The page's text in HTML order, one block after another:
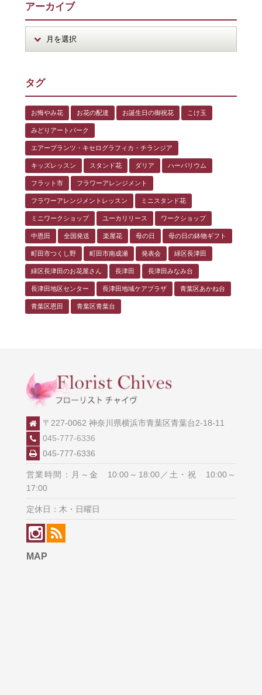
アーカイブ
タグ
お悔やみ花 お花の配達 お誕生日の御祝花 こけ玉
みどりアートパーク
エアープランツ・キセログラフィカ・チランジア
キッズレッスン スタンド花 ダリア ハーバリウム
フラット市 フラワーアレンジメント
フラワーアレンジメントレッスン ミニスタンド花
ミニワークショップ ユーカリリース ワークショップ
中恩田 全国発送 楽屋花 母の日 母の日の鉢物ギフト
町田市つくし野 町田市南成瀬 発表会 緑区長津田
緑区長津田のお花屋さん 長津田 長津田みなみ台
長津田地区センター 長津田地域ケアプラザ 青葉区あかね台
青葉区恩田 青葉区青葉台
〒227-0062 神奈川県横浜市青葉区青葉台2-18-11
045-777-6336
045-777-6336
営業時間：月～金 10:00～18:00／土・祝 10:00～
17:00
定休日：木・日曜日
MAP